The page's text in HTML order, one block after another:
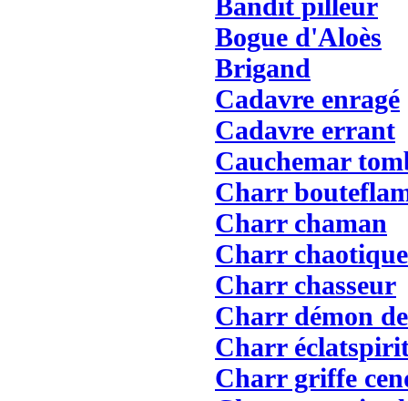
Bandit pilleur
Bogue d'Aloès
Brigand
Cadavre enragé
Cadavre errant
Cauchemar
Charr
Charr chaman
Charr chaotique
Charr chasseur
Charr démon
Charr
Charr griffe